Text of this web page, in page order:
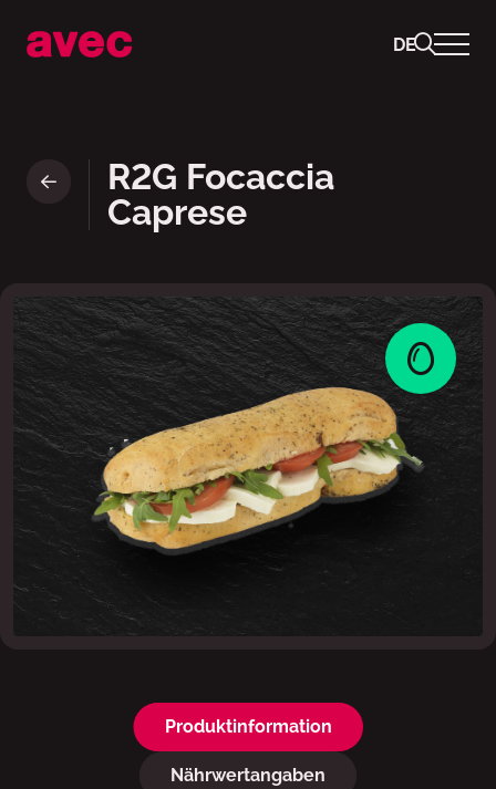
DE
R2G Focaccia
Caprese
Produktinformation
Nährwertangaben